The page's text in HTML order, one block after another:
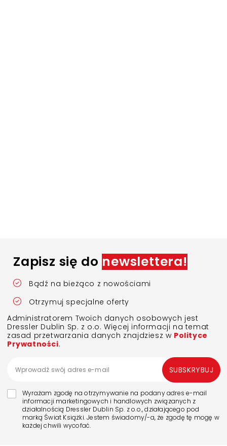
Zapisz się do newslettera!
Bądź na bieżąco z nowościami
Otrzymuj specjalne oferty
Administratorem Twoich danych osobowych jest
Dressler Dublin Sp. z o.o. Więcej informacji na temat
zasad przetwarzania danych znajdziesz w Polityce
Prywatności.
Wyrażam zgodę na otrzymywanie na podany adres e-mail
informacji marketingowych i handlowych związanych z
działalnością Dressler Dublin Sp. z o.o., działającego pod
marką Świat Książki. Jestem świadomy/-a, że zgodę tę mogę w
każdej chwili wycofać.
SUBSKRYBUJ